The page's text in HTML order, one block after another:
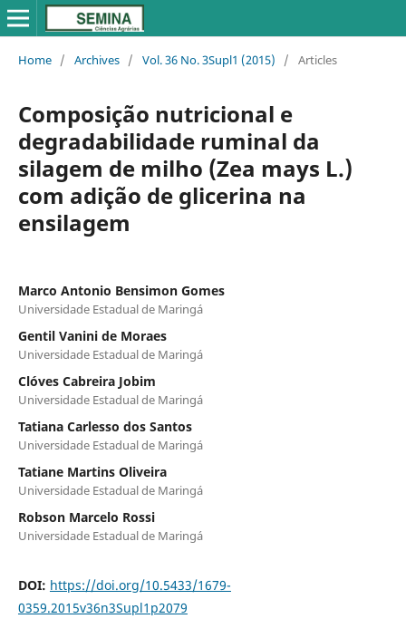
Home / Archives / Vol. 36 No. 3Supl1 (2015) / Articles
Composição nutricional e
degradabilidade ruminal da
silagem de milho (Zea mays L.)
com adição de glicerina na
ensilagem
Marco Antonio Bensimon Gomes
Universidade Estadual de Maringá
Gentil Vanini de Moraes
Universidade Estadual de Maringá
Clóves Cabreira Jobim
Universidade Estadual de Maringá
Tatiana Carlesso dos Santos
Universidade Estadual de Maringá
Tatiane Martins Oliveira
Universidade Estadual de Maringá
Robson Marcelo Rossi
Universidade Estadual de Maringá
DOI: https://doi.org/10.5433/1679-
0359.2015v36n3Supl1p2079